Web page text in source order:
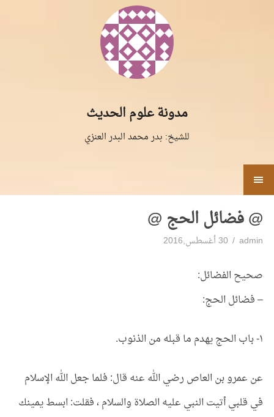
مدونة علوم الحديث
للشيخ: بدر محمد البدر العنزي
القائمة
@ فضائل الحج @
admin 30 أغسطس,2016
صحيح الفضائل:
– فضائل الحج:
١- باب الحج يهدم ما قبله من الذنوب.
عن عمرو بن العاص رضي الله عنه قال: فلما جعل الله الإسلام
في قلبي أتيت النبي عليه الصلاة والسلام ، فقلت: ابسط يمينك